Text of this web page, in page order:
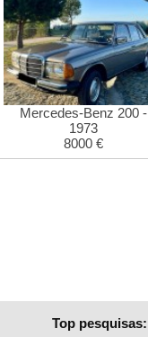
Mercedes-Benz 200 -
1973
8000 €
Top pesquisas: